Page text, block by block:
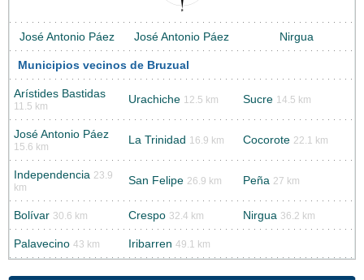
José Antonio Páez José Antonio Páez Nirgua
Municipios vecinos de Bruzual
Arístides Bastidas
11.5 km
Urachiche 12.5 km Sucre 14.5 km
José Antonio Páez
15.6 km
La Trinidad 16.9 km Cocorote 22.1 km
Independencia 23.9
km
San Felipe 26.9 km Peña 27 km
Bolívar 30.6 km Crespo 32.4 km Nirgua 36.2 km
Palavecino 43 km Iribarren 49.1 km